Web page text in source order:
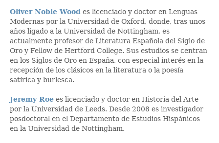
Oliver Noble Wood es licenciado y doctor en Lenguas
Modernas por la Universidad de Oxford, donde, tras unos
años ligado a la Universidad de Nottingham, es
actualmente profesor de Literatura Española del Siglo de
Oro y Fellow de Hertford College. Sus estudios se centran
en los Siglos de Oro en España, con especial interés en la
recepción de los clásicos en la literatura o la poesía
satírica y burlesca.
Jeremy Roe es licenciado y doctor en Historia del Arte
por la Universidad de Leeds. Desde 2008 es investigador
posdoctoral en el Departamento de Estudios Hispánicos
en la Universidad de Nottingham.